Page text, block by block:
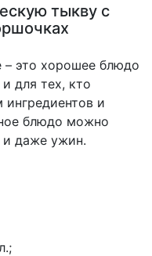
тыкву с
– это хорошее блюдо
для тех, кто
и
блюдо можно
и даже ужин.